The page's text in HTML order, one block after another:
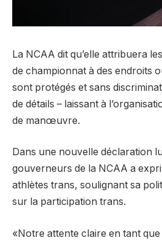
La NCAA dit qu’elle attribuera
de championnat à des endroits
sont protégés et sans
de détails – laissant à
de manœuvre.
Dans une nouvelle déclaration
gouverneurs de la NCAA a
athlètes trans, soulignant sa
sur la participation trans.
«Notre attente claire en tant